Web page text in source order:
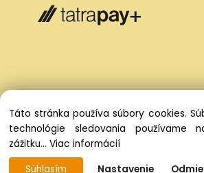
Táto stránka používa súbory cookies.
technológie sledovania používame
zážitku... Viac informácií
Súhlasím
Nastavenie